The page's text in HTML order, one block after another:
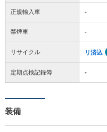
正規輸入車 -
禁煙車 -
リサイクル リ済込
定期点検記録簿 -
装備